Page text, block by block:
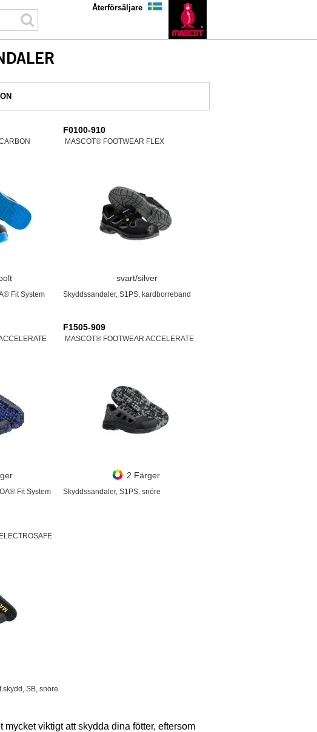
Återförsäljare
Fit System
F0100-910
MASCOT® FOOTWEAR FLEX
svart/silver
Skyddssandaler, S1PS, kardborreband
Fit System
F1505-909
MASCOT® FOOTWEAR ACCELERATE
2 Färger
Skyddssandaler, S1PS, snöre
SB, snöre
viktigt att skydda dina fötter, eftersom